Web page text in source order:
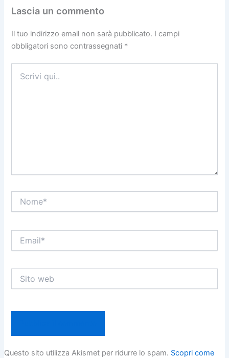
Lascia un commento
Il tuo indirizzo email non sarà pubblicato. I campi
obbligatori sono contrassegnati *
qui..
web
Questo sito utilizza Akismet per ridurre lo spam. Scopri come